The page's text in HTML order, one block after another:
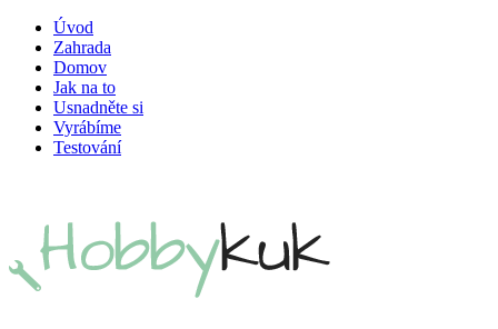
Úvod
Zahrada
Domov
Jak na to
Usnadněte si
Vyrábíme
Testování